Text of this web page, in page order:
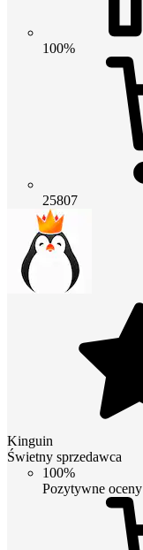
100%
25807
Kinguin
Świetny sprzedawca
100%
Pozytywne oceny